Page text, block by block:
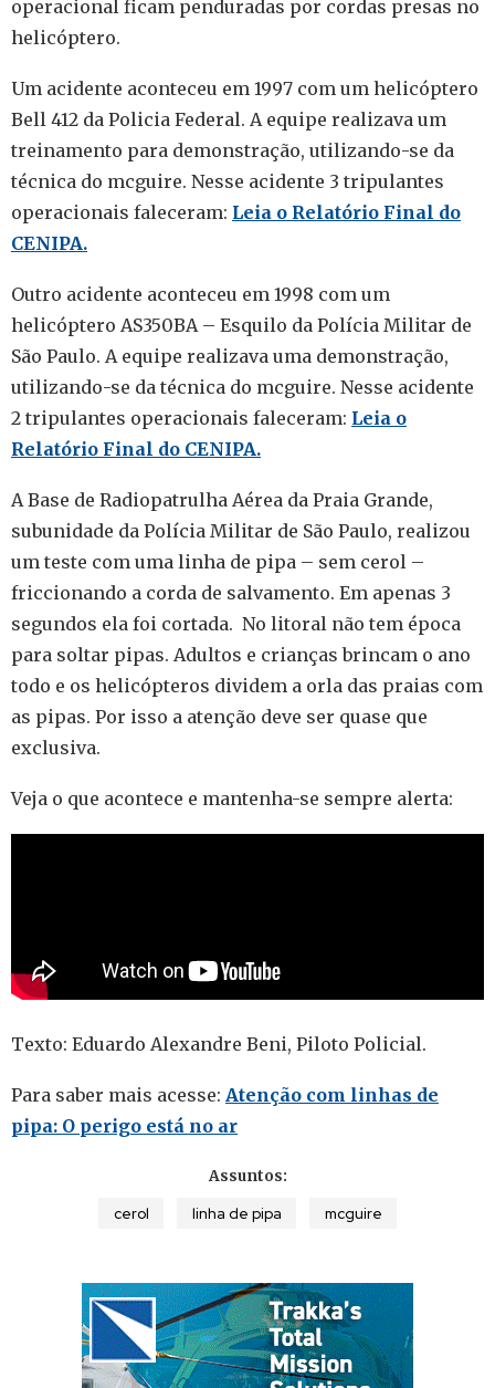
operacional ficam penduradas por cordas presas no
helicóptero.
Um acidente aconteceu em 1997 com um helicóptero
Bell 412 da Policia Federal. A equipe realizava um
treinamento para demonstração, utilizando-se da
técnica do mcguire. Nesse acidente 3 tripulantes
operacionais faleceram: Leia o Relatório Final do
CENIPA.
Outro acidente aconteceu em 1998 com um
helicóptero AS350BA – Esquilo da Polícia Militar de
São Paulo. A equipe realizava uma demonstração,
utilizando-se da técnica do mcguire. Nesse acidente
2 tripulantes operacionais faleceram: Leia o
Relatório Final do CENIPA.
A Base de Radiopatrulha Aérea da Praia Grande,
subunidade da Polícia Militar de São Paulo, realizou
um teste com uma linha de pipa – sem cerol –
friccionando a corda de salvamento. Em apenas 3
segundos ela foi cortada. No litoral não tem época
para soltar pipas. Adultos e crianças brincam o ano
todo e os helicópteros dividem a orla das praias com
as pipas. Por isso a atenção deve ser quase que
exclusiva.
Veja o que acontece e mantenha-se sempre alerta:
Texto: Eduardo Alexandre Beni, Piloto Policial.
Para saber mais acesse: Atenção com linhas de
pipa: O perigo está no ar
Assuntos:
cerol linha de pipa mcguire